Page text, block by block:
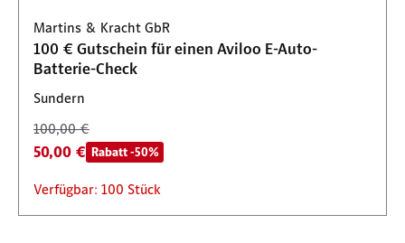
Martins & Kracht GbR
100 € Gutschein für einen Aviloo E-Auto-
Batterie-Check
Sundern
100,00 €
50,00 € Rabatt -50%
Verfügbar: 100 Stück